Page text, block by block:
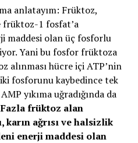
anlatayım: Früktoz,
1 fosfat’a
maddesi olan üç fosforlu
Yani bu fosfor früktoza
alınması hücre içi ATP’nin
fosforunu kaybedince tek
yıkıma uğradığında da
Fazla früktoz alan
karın ağrısı ve halsizlik
enerji maddesi olan